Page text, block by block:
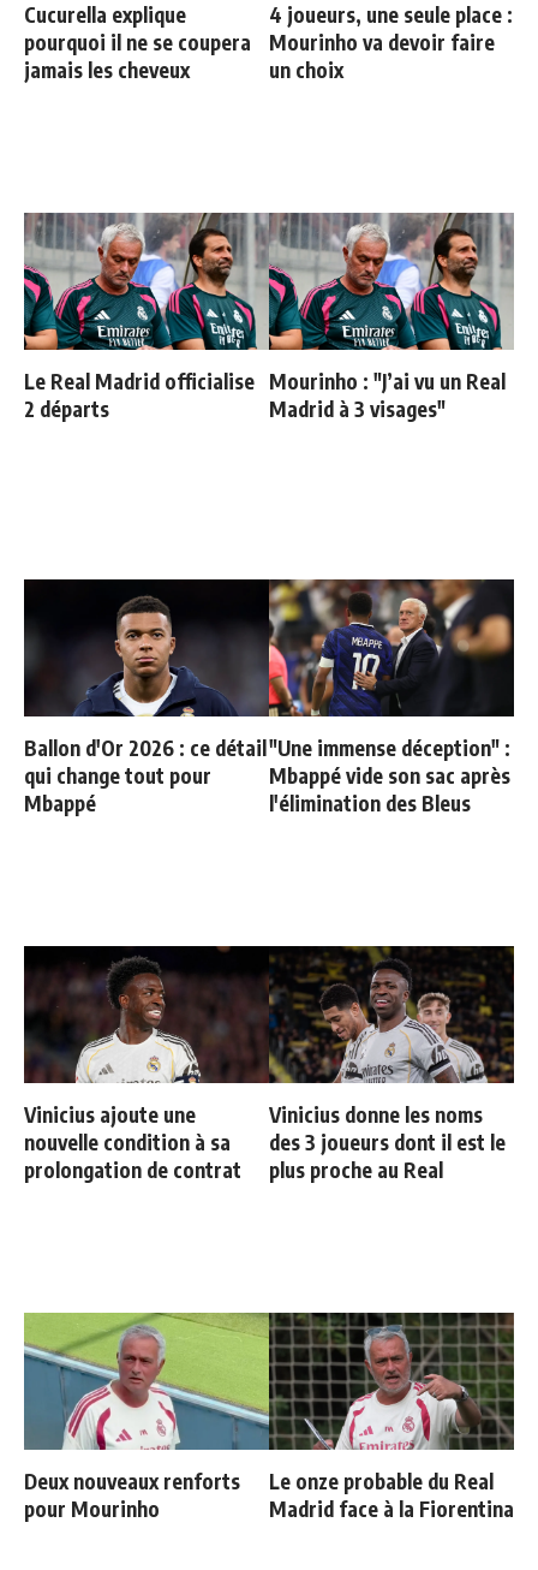
Cucurella explique
pourquoi il ne se coupera
jamais les cheveux
4 joueurs, une seule place :
Mourinho va devoir faire
un choix
Le Real Madrid officialise
2 départs
Mourinho : "J’ai vu un Real
Madrid à 3 visages"
Ballon d'Or 2026 : ce détail
qui change tout pour
Mbappé
"Une immense déception" :
Mbappé vide son sac après
l'élimination des Bleus
Vinicius ajoute une
nouvelle condition à sa
prolongation de contrat
Vinicius donne les noms
des 3 joueurs dont il est le
plus proche au Real
Deux nouveaux renforts
pour Mourinho
Le onze probable du Real
Madrid face à la Fiorentina